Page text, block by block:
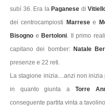
subì 36. Era la Paganese di
dei centrocampiosti
Marresee
Bisogno e Bertoloni. Il primo
capitano dei bomber: Natale
presenze e 22 reti.
La stagione inizia....anzi non inizia
in quanto giunta a Torre
conseguente partita vinta a